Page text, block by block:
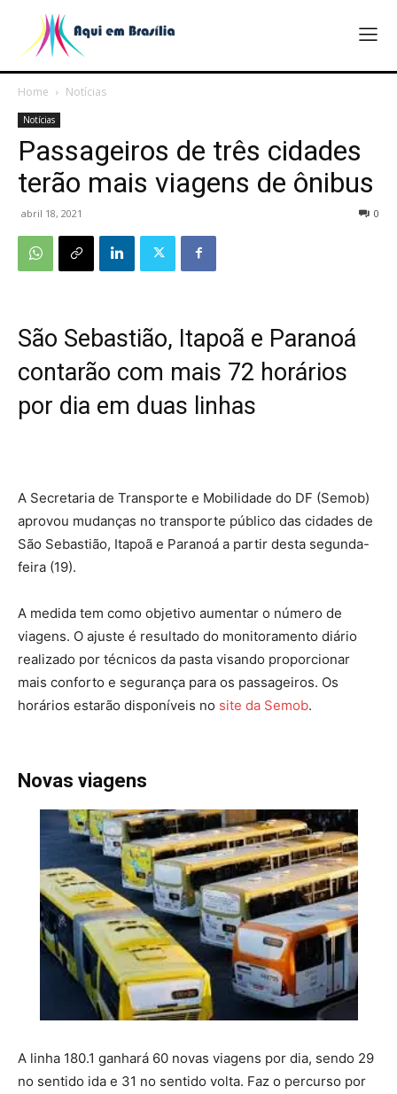
Home Notícias
Notícias
Passageiros de três cidades
terão mais viagens de ônibus
abril 18, 2021 0
São Sebastião, Itapoã e Paranoá
contarão com mais 72 horários
por dia em duas linhas
A Secretaria de Transporte e Mobilidade do DF (Semob)
aprovou mudanças no transporte público das cidades de
São Sebastião, Itapoã e Paranoá a partir desta segunda-
feira (19).
A medida tem como objetivo aumentar o número de
viagens. O ajuste é resultado do monitoramento diário
realizado por técnicos da pasta visando proporcionar
mais conforto e segurança para os passageiros. Os
horários estarão disponíveis no site da Semob.
Novas viagens
A linha 180.1 ganhará 60 novas viagens por dia, sendo 29
no sentido ida e 31 no sentido volta. Faz o percurso por